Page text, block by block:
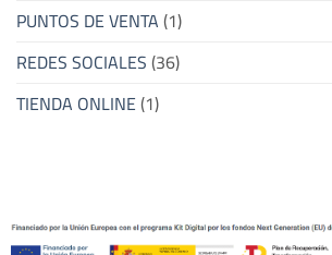
PUNTOS DE VENTA(1)
REDES SOCIALES(36)
TIENDA ONLINE(1)